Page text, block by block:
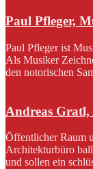
Paul Pfleger,
Paul Pfleger ist
Als Musiker
den notorischen
Andreas
Öffentlicher Raum
Architekturbüro
und sollen ein